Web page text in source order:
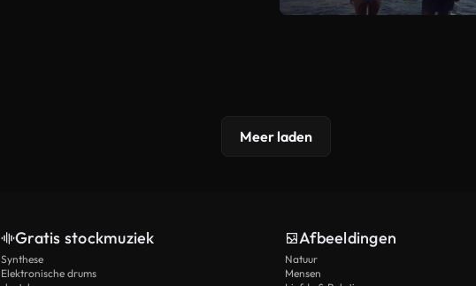
Meer laden
Gratis stockmuziek
Synthese
Elektronische drums
Afbeeldingen
Natuur
Mensen